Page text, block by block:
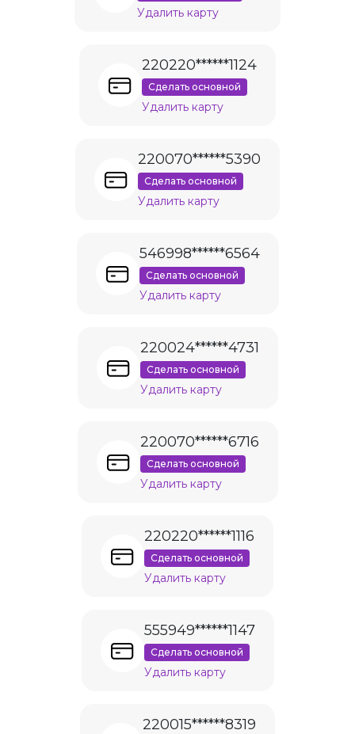
Удалить карту
220220******1124
Сделать основной
Удалить карту
220070******5390
Сделать основной
Удалить карту
546998******6564
Сделать основной
Удалить карту
220024******4731
Сделать основной
Удалить карту
220070******6716
Сделать основной
Удалить карту
220220******1116
Сделать основной
Удалить карту
555949******1147
Сделать основной
Удалить карту
220015******8319